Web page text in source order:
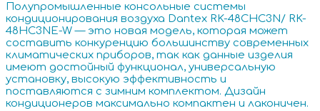
Полупромышленные консольные системы
кондиционирования воздуха Dantex RK-48CHC3N/ RK-
48HC3NE-W — это новая модель, которая может
составить конкуренцию большинству современных
климатических приборов, так как данные изделия
имеют достойный функционал, универсальную
установку, высокую эффективность и
поставляются с зимним комплектом. Дизайн
кондиционеров максимально компактен и лаконичен.